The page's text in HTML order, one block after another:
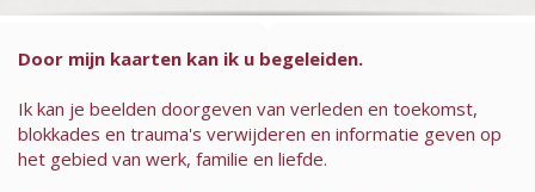
Door mijn kaarten kan ik u begeleiden.
Ik kan je beelden doorgeven van verleden en toekomst,
blokkades en trauma's verwijderen en informatie geven op
het gebied van werk, familie en liefde.